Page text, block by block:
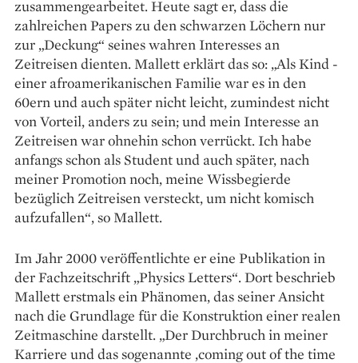
zusammengearbeitet. Heute sagt er, dass die
zahlreichen Papers zu den schwarzen Löchern nur
zur „Deckung“ seines wahren Interesses an
Zeitreisen ­dienten. ­Mallett erklärt das so: „Als Kind ­
einer afroamerikanischen Familie war es in den
60ern und auch ­später nicht leicht, zumindest nicht
von Vorteil, anders zu sein; und mein ­Interesse an
Zeitreisen war ohnehin schon verrückt. Ich habe
anfangs schon als Student und auch später, nach
meiner Promotion noch, meine Wissbegierde
bezüglich Zeit­reisen versteckt, um nicht komisch
aufzufallen“, so Mallett.
Im Jahr 2000 veröffentlichte er eine Publikation in
der Fachzeitschrift „Physics Letters“. Dort beschrieb
Mallett erstmals ein Phänomen, das seiner Ansicht
nach die Grundlage für die Konstruktion einer realen
Zeitmaschine darstellt. „Der Durchbruch in meiner
Karriere und das sogenannte ,coming out of the time